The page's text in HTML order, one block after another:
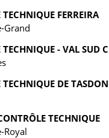
FERREIRA
Grand
- VAL SUD
DE TASDON
TECHNIQUE
Royal